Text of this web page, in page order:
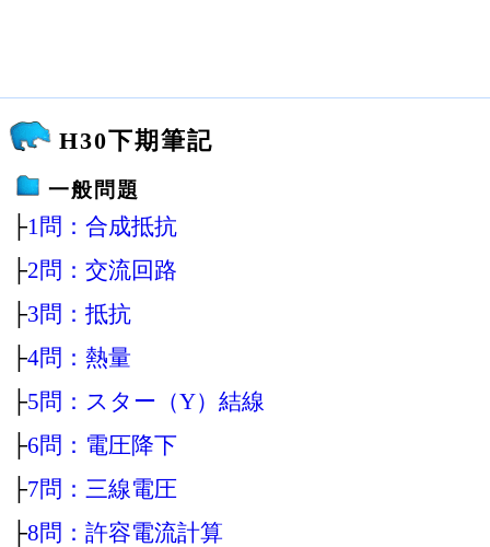
H30下期筆記
一般問題
├1問：合成抵抗
├2問：交流回路
├3問：抵抗
├4問：熱量
├5問：スター（Y）結線
├6問：電圧降下
├7問：三線電圧
├8問：許容電流計算